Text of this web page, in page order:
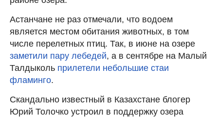
Астанчане не раз отмечали, что водоем
является местом обитания животных, в том
числе перелетных птиц. Так, в июне на озере
заметили пару лебедей, а в сентябре на Малый
Талдыколь прилетели небольшие стаи
фламинго.
Скандально известный в Казахстане блогер
Юрий Толочко устроил в поддержку озера